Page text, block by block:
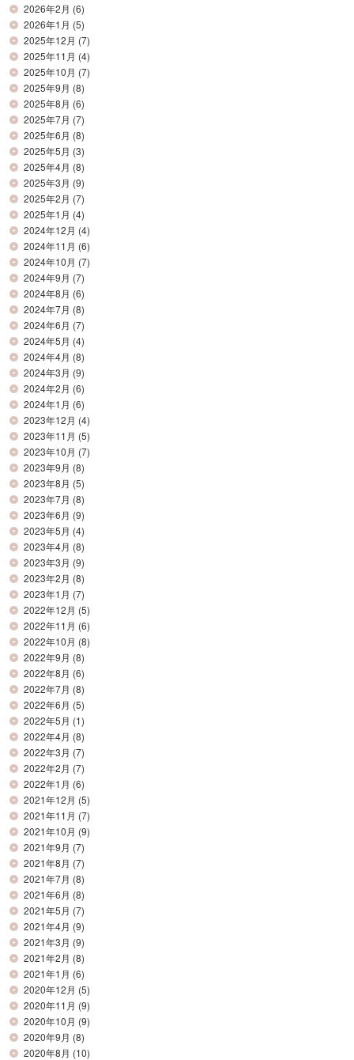
2026年2月 (6)
2026年1月 (5)
2025年12月 (7)
2025年11月 (4)
2025年10月 (7)
2025年9月 (8)
2025年8月 (6)
2025年7月 (7)
2025年6月 (8)
2025年5月 (3)
2025年4月 (8)
2025年3月 (9)
2025年2月 (7)
2025年1月 (4)
2024年12月 (4)
2024年11月 (6)
2024年10月 (7)
2024年9月 (7)
2024年8月 (6)
2024年7月 (8)
2024年6月 (7)
2024年5月 (4)
2024年4月 (8)
2024年3月 (9)
2024年2月 (6)
2024年1月 (6)
2023年12月 (4)
2023年11月 (5)
2023年10月 (7)
2023年9月 (8)
2023年8月 (5)
2023年7月 (8)
2023年6月 (9)
2023年5月 (4)
2023年4月 (8)
2023年3月 (9)
2023年2月 (8)
2023年1月 (7)
2022年12月 (5)
2022年11月 (6)
2022年10月 (8)
2022年9月 (8)
2022年8月 (6)
2022年7月 (8)
2022年6月 (5)
2022年5月 (1)
2022年4月 (8)
2022年3月 (7)
2022年2月 (7)
2022年1月 (6)
2021年12月 (5)
2021年11月 (7)
2021年10月 (9)
2021年9月 (7)
2021年8月 (7)
2021年7月 (8)
2021年6月 (8)
2021年5月 (7)
2021年4月 (9)
2021年3月 (9)
2021年2月 (8)
2021年1月 (6)
2020年12月 (5)
2020年11月 (9)
2020年10月 (9)
2020年9月 (8)
2020年8月 (10)